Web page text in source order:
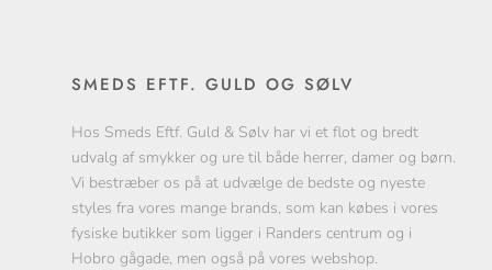
SMEDS EFTF. GULD OG SØLV
Hos Smeds Eftf. Guld & Sølv har vi et flot og bredt
udvalg af smykker og ure til både herrer, damer og børn.
Vi bestræber os på at udvælge de bedste og nyeste
styles fra vores mange brands, som kan købes i vores
fysiske butikker som ligger i Randers centrum og i
Hobro gågade, men også på vores webshop.